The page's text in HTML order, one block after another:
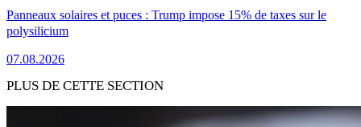
Panneaux solaires et puces : Trump impose 15% de taxes sur le
polysilicium
07.08.2026
PLUS DE CETTE SECTION